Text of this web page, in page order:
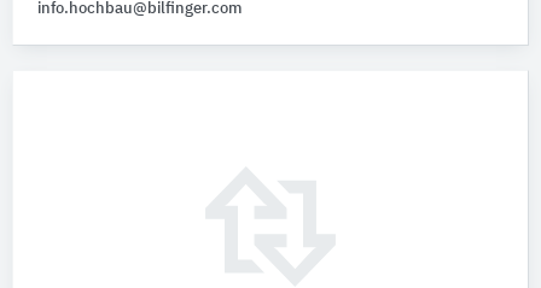
info.hochbau@bilfinger.com